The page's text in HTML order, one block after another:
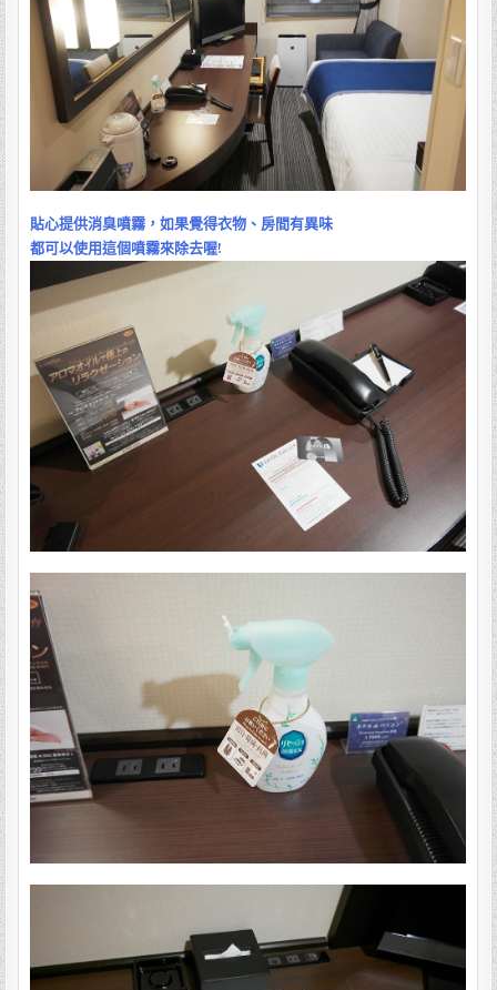
貼心提供消臭噴霧，如果覺得衣物、房間有異味
都可以使用這個噴霧來除去喔!